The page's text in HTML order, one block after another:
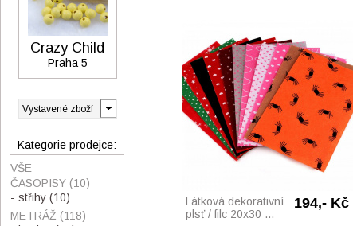
Látková dekorativní
plsť / filc 20x30 ...
194,- Kč
Crazy Child
Praha 5
Kategorie prodejce:
VŠE
ČASOPISY (10)
střihy (10)
METRÁŽ (118)